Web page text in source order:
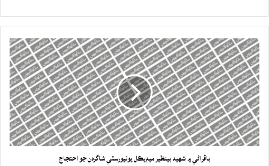
باقراڻي ۾ شهيد بينظير ميڊيڪل يونيورسٽي شاگردن جو احتجاج